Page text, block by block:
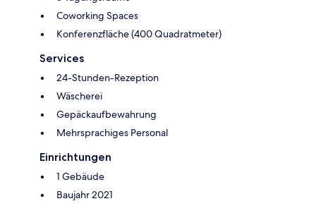
Coworking Spaces
Konferenzfläche (400 Quadratmeter)
Services
24-Stunden-Rezeption
Wäscherei
Gepäckaufbewahrung
Mehrsprachiges Personal
Einrichtungen
1 Gebäude
Baujahr 2021